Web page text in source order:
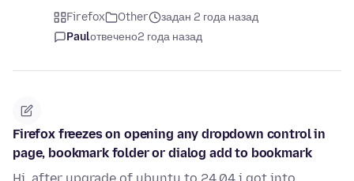
Firefox Other
задан 2 года назад
Paulотвечено2 года назад
Firefox freezes on opening any dropdown control in
page, bookmark folder or dialog add to bookmark